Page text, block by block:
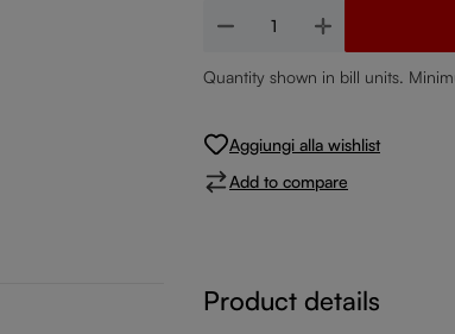
Quantità del prodotto:
Quantity shown in bill units.
Aggiungi alla wishlist
Add to compare
Product details